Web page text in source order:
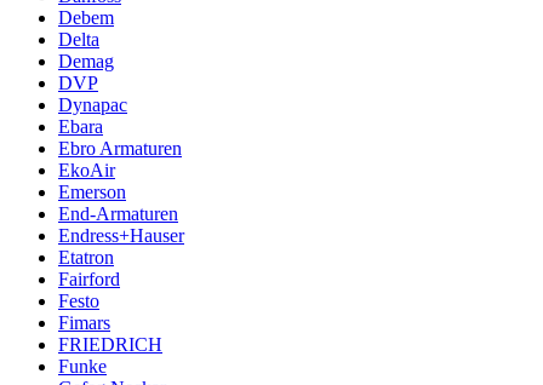
Debem
Delta
Demag
DVP
Dynapac
Ebara
Ebro Armaturen
EkoAir
Emerson
End-Armaturen
Endress+Hauser
Etatron
Fairford
Festo
Fimars
FRIEDRICH
Funke